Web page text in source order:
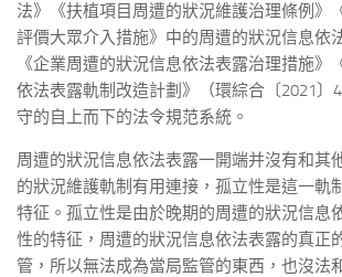
法》《扶植項目周遭的狀況維護治理條例》
評價大眾介入措施》中的周遭的狀況信息依
《企業周遭的狀況信息依法表露治理措施》
依法表露軌制改造計劃》（環綜合〔2021〕
守的自上而下的法令規范系統。
周遭的狀況信息依法表露一開端并沒有和其
的狀況維護軌制有用連接，孤立性是這一軌
特征。孤立性是由於晚期的周遭的狀況信息
性的特征，周遭的狀況信息依法表露的真正
管，所以無法成為當局監管的東西，也沒法